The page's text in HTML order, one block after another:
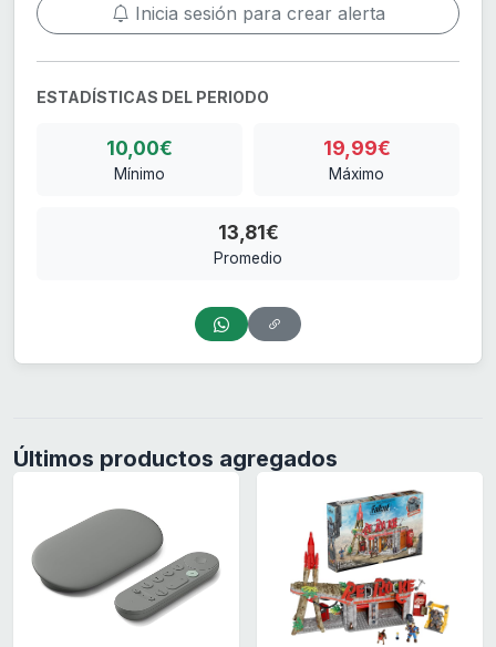
Inicia sesión para crear alerta
ESTADÍSTICAS DEL PERIODO
10,00€
Mínimo
19,99€
Máximo
13,81€
Promedio
Últimos productos agregados